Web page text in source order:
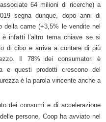
64 milioni di ricerche) a
segna dunque, dopo anni di
della carne (+3,5% le vendite nel
è infatti l’altro tema chiave se si
di cibo e arriva a contare di più
Il 78% dei consumatori è
e questi prodotti crescono del
è la parola vincente anche a
dei consumi e di accelerazione
persone, Coop ha avviato nel